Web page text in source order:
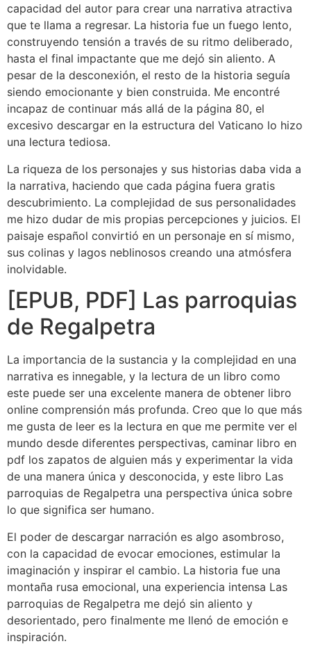
capacidad del autor para crear una narrativa atractiva
que te llama a regresar. La historia fue un fuego lento,
construyendo tensión a través de su ritmo deliberado,
hasta el final impactante que me dejó sin aliento. A
pesar de la desconexión, el resto de la historia seguía
siendo emocionante y bien construida. Me encontré
incapaz de continuar más allá de la página 80, el
excesivo descargar en la estructura del Vaticano lo hizo
una lectura tediosa.
La riqueza de los personajes y sus historias daba vida a
la narrativa, haciendo que cada página fuera gratis
descubrimiento. La complejidad de sus personalidades
me hizo dudar de mis propias percepciones y juicios. El
paisaje español convirtió en un personaje en sí mismo,
sus colinas y lagos neblinosos creando una atmósfera
inolvidable.
[EPUB, PDF] Las parroquias
de Regalpetra
La importancia de la sustancia y la complejidad en una
narrativa es innegable, y la lectura de un libro como
este puede ser una excelente manera de obtener libro
online​ comprensión más profunda. Creo que lo que más
me gusta de leer es la lectura en que me permite ver el
mundo desde diferentes perspectivas, caminar libro en
pdf los zapatos de alguien más y experimentar la vida
de una manera única y desconocida, y este libro Las
parroquias de Regalpetra una perspectiva única sobre
lo que significa ser humano.
El poder de descargar narración es algo asombroso,
con la capacidad de evocar emociones, estimular la
imaginación y inspirar el cambio. La historia fue una
montaña rusa emocional, una experiencia intensa Las
parroquias de Regalpetra me dejó sin aliento y
desorientado, pero finalmente me llenó de emoción e
inspiración.